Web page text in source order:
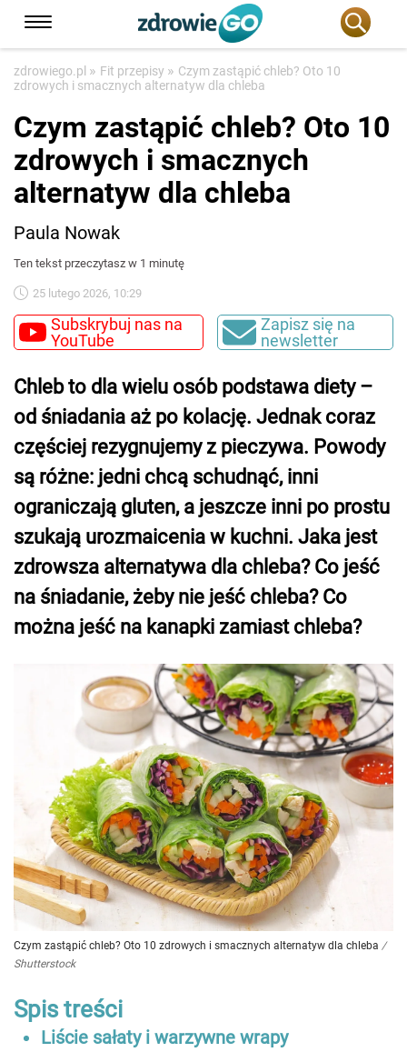
zdrowiego.pl » Fit przepisy » Czym zastąpić chleb? Oto 10
zdrowych i smacznych alternatyw dla chleba
Czym zastąpić chleb? Oto 10
zdrowych i smacznych
alternatyw dla chleba
Paula Nowak
Ten tekst przeczytasz w 1 minutę
25 lutego 2026, 10:29
Subskrybuj nas na
YouTube
Zapisz się na
newsletter
Chleb to dla wielu osób podstawa diety –
od śniadania aż po kolację. Jednak coraz
częściej rezygnujemy z pieczywa. Powody
są różne: jedni chcą schudnąć, inni
ograniczają gluten, a jeszcze inni po prostu
szukają urozmaicenia w kuchni. Jaka jest
zdrowsza alternatywa dla chleba? Co jeść
na śniadanie, żeby nie jeść chleba? Co
można jeść na kanapki zamiast chleba?
Czym zastąpić chleb? Oto 10 zdrowych i smacznych alternatyw dla chleba /
Shutterstock
Spis treści
Liście sałaty i warzywne wrapy